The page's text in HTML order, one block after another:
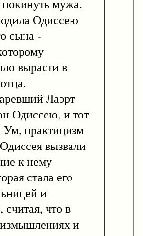
покинуть мужа.
Одиссею
сына -
вырасти в
Лаэрт
Одиссею, и тот
Ум, практицизм
вызвали
к нему
стала его
и
считая, что в
и